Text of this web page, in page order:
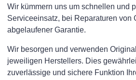
Wir kümmern uns um schnellen und
Serviceeinsatz, bei Reparaturen von
abgelaufener Garantie.
Wir besorgen und verwenden
jeweiligen Herstellers. Dies
zuverlässige und sichere Funktion